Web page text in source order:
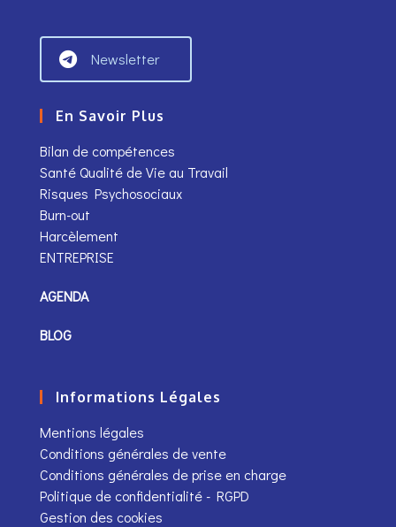
Newsletter
En Savoir Plus
Bilan de compétences
Santé Qualité de Vie au Travail
Risques Psychosociaux
Burn-out
Harcèlement
ENTREPRISE
AGENDA
BLOG
Informations Légales
Mentions légales
Conditions générales de vente
Conditions générales de prise en charge
Politique de confidentialité - RGPD
Gestion des cookies